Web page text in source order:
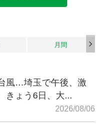
月間
風…埼玉で午後、激
きょう6日、大...
2026/08/06